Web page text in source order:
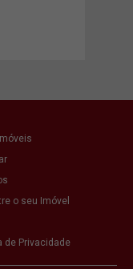
o seu Imóvel
de Privacidade